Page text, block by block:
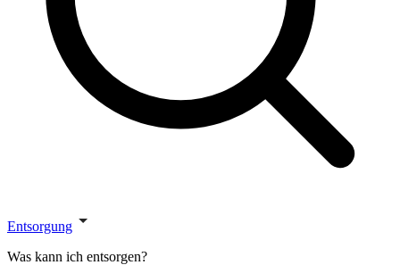
Entsorgung
Was kann ich entsorgen?